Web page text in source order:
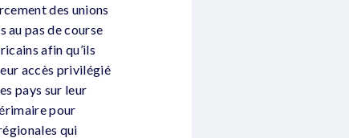
des unions
au pas de course
afin qu’ils
accès privilégié
pays sur leur
pour
qui